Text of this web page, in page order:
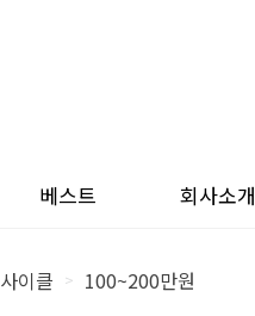
베스트 회사소개
사이클 > 100~200만원